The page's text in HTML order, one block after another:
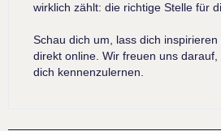
wirklich zählt: die richtige Stelle für
Schau dich um, lass dich
direkt online. Wir freuen uns darauf,
dich kennenzulernen.